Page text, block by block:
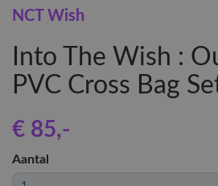
NCT Wish
Into The Wish :
PVC Cross Bag
€ 85,-
Aantal